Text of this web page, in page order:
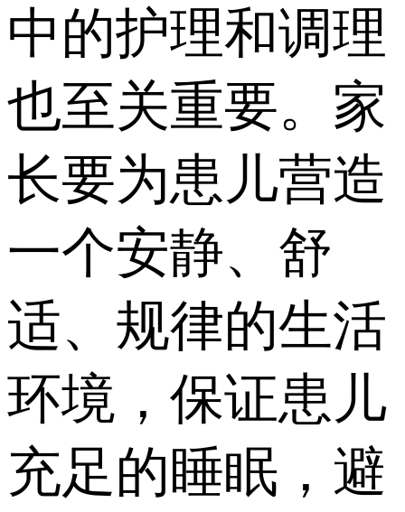
中的护理和调理
也至关重要。家
长要为患儿营造
一个安静、舒
适、规律的生活
环境，保证患儿
充足的睡眠，避